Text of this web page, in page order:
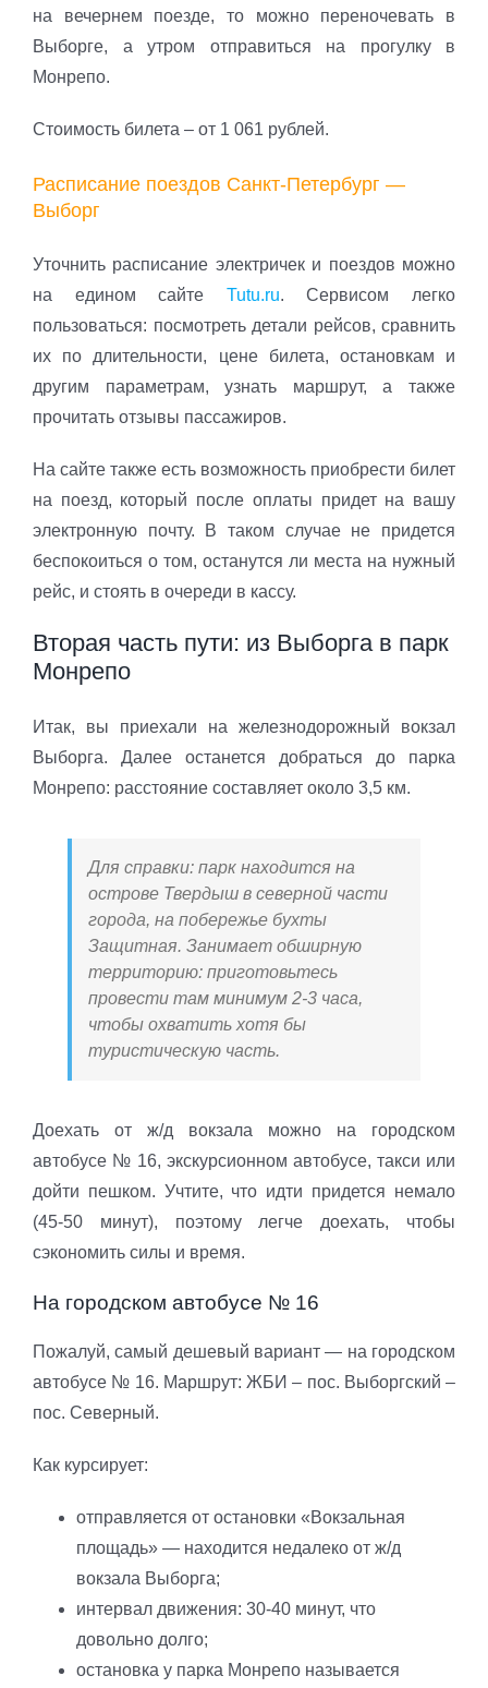
на вечернем поезде, то можно переночевать в
Выборге, а утром отправиться на прогулку в
Монрепо.
Стоимость билета – от 1 061 рублей.
Расписание поездов Санкт-Петербург —
Выборг
Уточнить расписание электричек и поездов можно
на едином сайте Tutu.ru. Сервисом легко
пользоваться: посмотреть детали рейсов, сравнить
их по длительности, цене билета, остановкам и
другим параметрам, узнать маршрут, а также
прочитать отзывы пассажиров.
На сайте также есть возможность приобрести билет
на поезд, который после оплаты придет на вашу
электронную почту. В таком случае не придется
беспокоиться о том, останутся ли места на нужный
рейс, и стоять в очереди в кассу.
Вторая часть пути: из Выборга в парк
Монрепо
Итак, вы приехали на железнодорожный вокзал
Выборга. Далее останется добраться до парка
Монрепо: расстояние составляет около 3,5 км.
Для справки: парк находится на
острове Твердыш в северной части
города, на побережье бухты
Защитная. Занимает обширную
территорию: приготовьтесь
провести там минимум 2-3 часа,
чтобы охватить хотя бы
туристическую часть.
Доехать от ж/д вокзала можно на городском
автобусе № 16, экскурсионном автобусе, такси или
дойти пешком. Учтите, что идти придется немало
(45-50 минут), поэтому легче доехать, чтобы
сэкономить силы и время.
На городском автобусе № 16
Пожалуй, самый дешевый вариант — на городском
автобусе № 16. Маршрут: ЖБИ – пос. Выборгский –
пос. Северный.
Как курсирует:
отправляется от остановки «Вокзальная
площадь» — находится недалеко от ж/д
вокзала Выборга;
интервал движения: 30-40 минут, что
довольно долго;
остановка у парка Монрепо называется